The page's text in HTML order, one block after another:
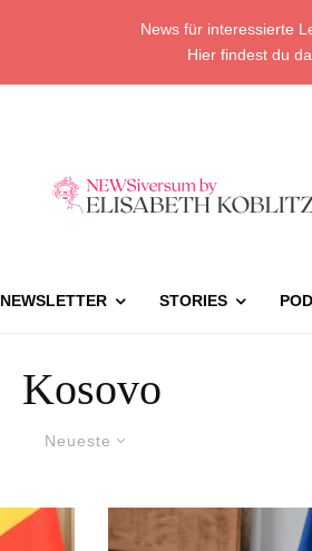
News für interessierte
Hier findest du
NEWSLETTER STORIES
Kosovo
Neueste